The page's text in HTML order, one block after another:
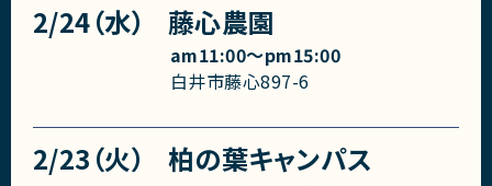
2/24（水） 藤心農園
am11:00〜pm15:00
白井市藤心897-6
2/23（火） 柏の葉キャンパス